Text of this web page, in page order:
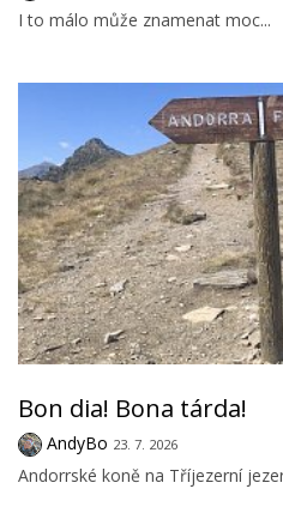
I to málo může znamenat moc...
Bon dia! Bona tárda!
AndyBo 23. 7. 2026
Andorrské koně na Tříjezerní